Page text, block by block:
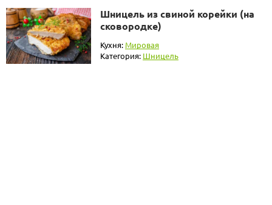
Шницель из свиной корейки (на
сковородке)
Кухня: Мировая
Категория: Шницель